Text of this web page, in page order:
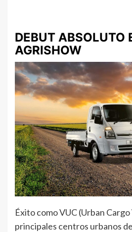
DEBUT ABSOLUTO
AGRISHOW
Éxito como VUC (Urban
principales centros urbanos